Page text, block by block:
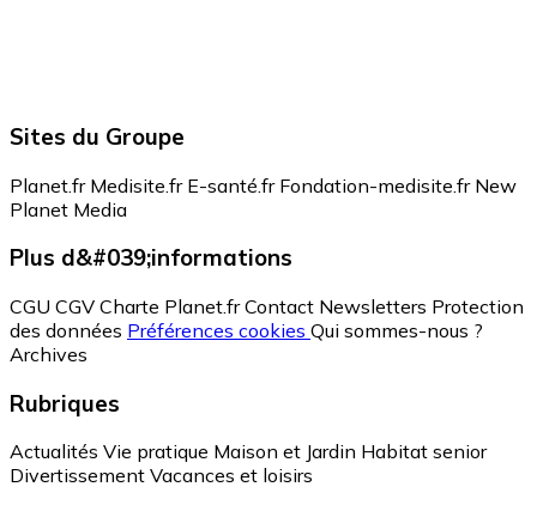
Sites du Groupe
Planet.fr Medisite.fr E-santé.fr Fondation-medisite.fr New
Planet Media
Plus d&#039;informations
CGU CGV Charte Planet.fr Contact Newsletters Protection
des données Préférences cookies Qui sommes-nous ?
Archives
Rubriques
Actualités Vie pratique Maison et Jardin Habitat senior
Divertissement Vacances et loisirs